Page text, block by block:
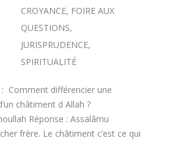
CROYANCE, FOIRE AUX
QUESTIONS,
JURISPRUDENCE,
SPIRITUALITÉ
Comment différencier une
châtiment d Allah ?
Réponse : Assalâmu
frère. Le châtiment c’est ce qui